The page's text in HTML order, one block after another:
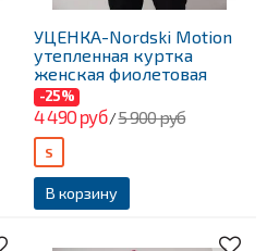
УЦЕНКА-Nordski Motion
утепленная куртка
женская фиолетовая
-25%
4 490 руб/5 900 руб
В корзину
S